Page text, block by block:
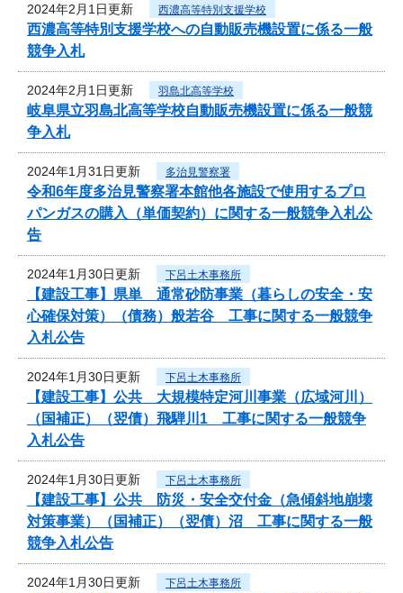
2024年2月1日更新 西濃高等特別支援学校
西濃高等特別支援学校への自動販売機設置に係る一般
競争入札
2024年2月1日更新 羽島北高等学校
岐阜県立羽島北高等学校自動販売機設置に係る一般競
争入札
2024年1月31日更新 多治見警察署
令和6年度多治見警察署本館他各施設で使用するプロ
パンガスの購入（単価契約）に関する一般競争入札公
告
2024年1月30日更新 下呂土木事務所
【建設工事】県単 通常砂防事業（暮らしの安全・安
心確保対策）（債務）般若谷 工事に関する一般競争
入札公告
2024年1月30日更新 下呂土木事務所
【建設工事】公共 大規模特定河川事業（広域河川）
（国補正）（翌債）飛騨川1 工事に関する一般競争
入札公告
2024年1月30日更新 下呂土木事務所
【建設工事】公共 防災・安全交付金（急傾斜地崩壊
対策事業）（国補正）（翌債）沼 工事に関する一般
競争入札公告
2024年1月30日更新 下呂土木事務所